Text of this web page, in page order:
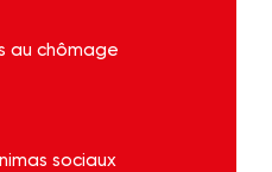
au chômage
sociaux